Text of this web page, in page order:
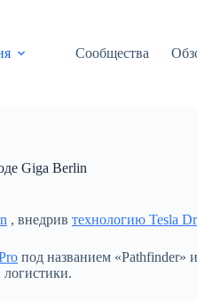
Сообщества
Giga Berlin
, внедрив технологию Tesla
под названием «Pathfinder»
логистики.